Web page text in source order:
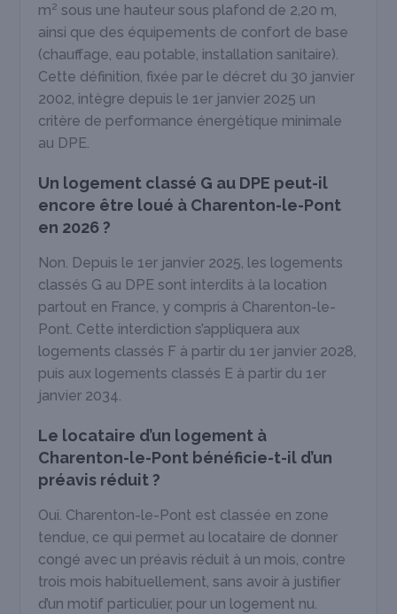
m² sous une hauteur sous plafond de 2,20 m,
ainsi que des équipements de confort de base
(chauffage, eau potable, installation sanitaire).
Cette définition, fixée par le décret du 30 janvier
2002, intègre depuis le 1er janvier 2025 un
critère de performance énergétique minimale
au DPE.
Un logement classé G au DPE peut-il
encore être loué à Charenton-le-Pont
en 2026 ?
Non. Depuis le 1er janvier 2025, les logements
classés G au DPE sont interdits à la location
partout en France, y compris à Charenton-le-
Pont. Cette interdiction s’appliquera aux
logements classés F à partir du 1er janvier 2028,
puis aux logements classés E à partir du 1er
janvier 2034.
Le locataire d’un logement à
Charenton-le-Pont bénéficie-t-il d’un
préavis réduit ?
Oui. Charenton-le-Pont est classée en zone
tendue, ce qui permet au locataire de donner
congé avec un préavis réduit à un mois, contre
trois mois habituellement, sans avoir à justifier
d’un motif particulier, pour un logement nu.